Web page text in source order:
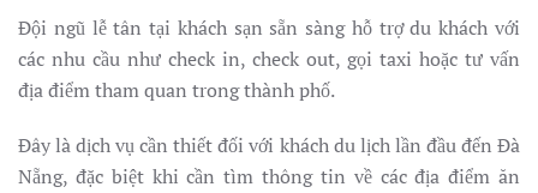
Đội ngũ lễ tân tại khách sạn sẵn sàng hỗ trợ du khách với
các nhu cầu như check in, check out, gọi taxi hoặc tư vấn
địa điểm tham quan trong thành phố.
Đây là dịch vụ cần thiết đối với khách du lịch lần đầu đến Đà
Nẵng, đặc biệt khi cần tìm thông tin về các địa điểm ăn